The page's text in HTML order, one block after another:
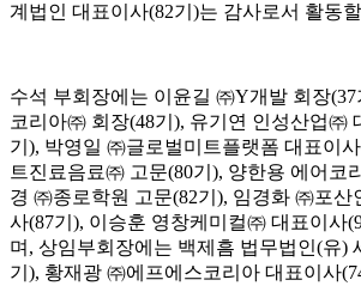
계법인 대표이사(82기)는 감사로서 활동
수석 부회장에는 이윤길 ㈜Y개발 회장
코리아㈜ 회장(48기), 유기연 인성산업㈜
기), 박영일 ㈜글로벌미트플랫폼 대표이사
트진료음료㈜ 고문(80기), 양한용 에어코
경 ㈜종로학원 고문(82기), 임경화 ㈜포산
사(87기), 이승훈 영창케미컬㈜ 대표이사
며, 상임부회장에는 백제흠 법무법인(유)
기), 황재광 ㈜에프에스코리아 대표이사